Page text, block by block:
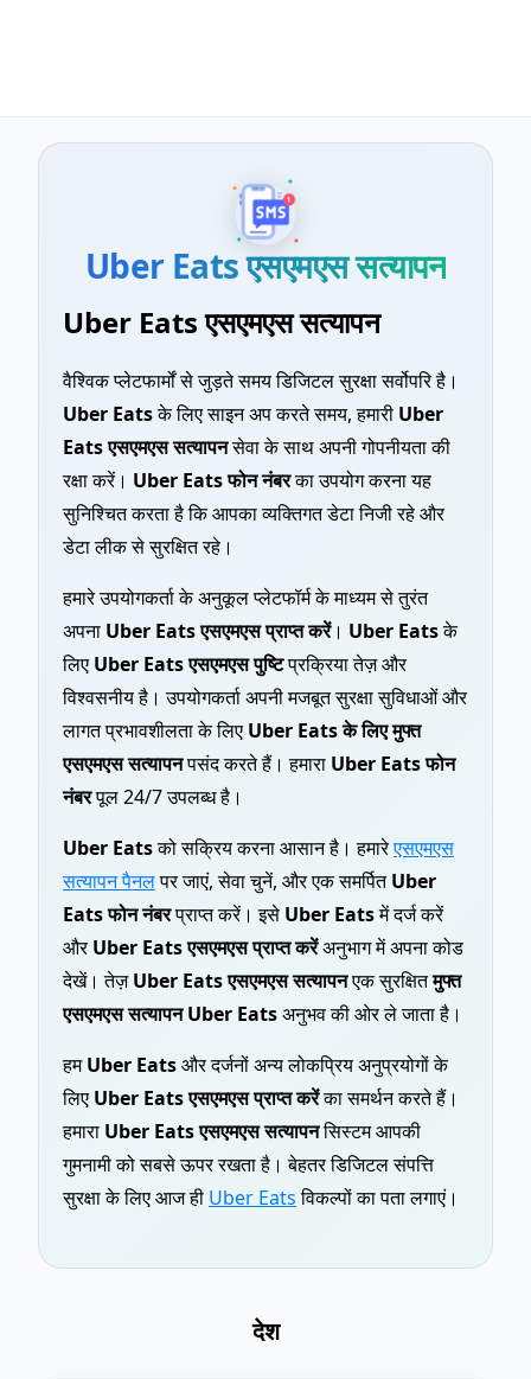
Uber Eats एसएमएस सत्यापन
Uber Eats एसएमएस सत्यापन
वैश्विक प्लेटफार्मों से जुड़ते समय डिजिटल सुरक्षा सर्वोपरि है।
Uber Eatsके लिए साइन अप करते समय, हमारी Uber
Eats एसएमएस सत्यापनसेवा के साथ अपनी गोपनीयता की
रक्षा करें। Uber Eats फोन नंबरका उपयोग करना यह
सुनिश्चित करता है कि आपका व्यक्तिगत डेटा निजी रहे और
डेटा लीक से सुरक्षित रहे।
हमारे उपयोगकर्ता के अनुकूल प्लेटफॉर्म के माध्यम से तुरंत
अपना Uber Eats एसएमएस प्राप्त करें। Uber Eatsके
लिए Uber Eats एसएमएस पुष्टिप्रक्रिया तेज़ और
विश्वसनीय है। उपयोगकर्ता अपनी मजबूत सुरक्षा सुविधाओं और
लागत प्रभावशीलता के लिए Uber Eats के लिए मुफ्त
एसएमएस सत्यापनपसंद करते हैं। हमारा Uber Eats फोन
नंबरपूल 24/7 उपलब्ध है।
Uber Eatsको सक्रिय करना आसान है। हमारेएसएमएस
सत्यापन पैनलपर जाएं, सेवा चुनें, और एक समर्पितUber
Eats फोन नंबरप्राप्त करें। इसे Uber Eatsमें दर्ज करें
औरUber Eats एसएमएस प्राप्त करेंअनुभाग में अपना कोड
देखें। तेज़Uber Eats एसएमएस सत्यापनएक सुरक्षितमुफ्त
एसएमएस सत्यापन Uber Eatsअनुभव की ओर ले जाता है।
हमUber Eatsऔर दर्जनों अन्य लोकप्रिय अनुप्रयोगों के
लिए Uber Eats एसएमएस प्राप्त करेंका समर्थन करते हैं।
हमारा Uber Eats एसएमएस सत्यापनसिस्टम आपकी
गुमनामी को सबसे ऊपर रखता है। बेहतर डिजिटल संपत्ति
सुरक्षा के लिए आज ही Uber Eatsविकल्पों का पता लगाएं।
देश